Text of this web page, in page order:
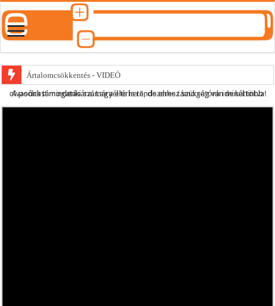
Ártalomcsökkentés - VIDEÓ
E-cigi használati szokások 2.0
A podcast mindenki számára elérhető, de ehhez szükség van minél több olvasónk támogatására.Legyél te is rendszeres támogatónk ide kattintva!